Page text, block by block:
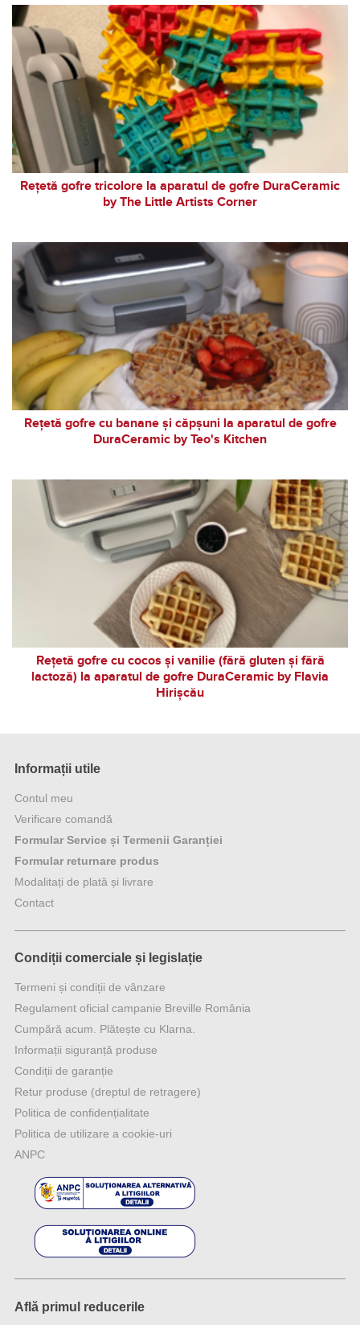
Rețetă gofre tricolore la aparatul de gofre DuraCeramic
by The Little Artists Corner
Rețetă gofre cu banane și căpșuni la aparatul de gofre
DuraCeramic by Teo's Kitchen
Rețetă gofre cu cocos și vanilie (fără gluten și fără
lactoză) la aparatul de gofre DuraCeramic by Flavia
Hirișcău
Informații utile
Contul meu
Verificare comandă
Formular Service și Termenii Garanției
Formular returnare produs
Modalitați de plată și livrare
Contact
Condiții comerciale și legislație
Termeni și condiții de vânzare
Regulament oficial campanie Breville România
Cumpără acum. Plătește cu Klarna.
Informații siguranță produse
Condiții de garanție
Retur produse (dreptul de retragere)
Politica de confidențialitate
Politica de utilizare a cookie-uri
ANPC
Află primul reducerile